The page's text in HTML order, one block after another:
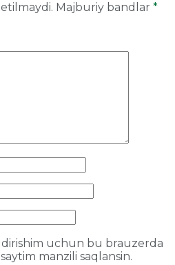
Majburiy bandlar *
uchun bu brauzerda
manzili saqlansin.